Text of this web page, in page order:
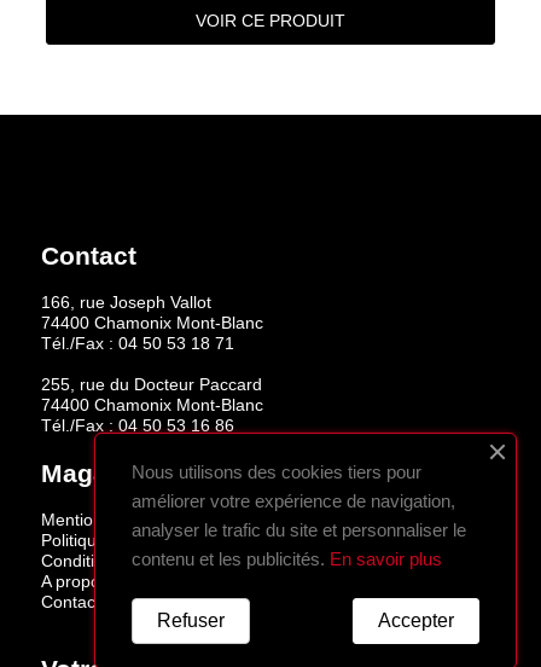
VOIR CE PRODUIT
Contact
166, rue Joseph Vallot
74400 Chamonix Mont-Blanc
Tél./Fax : 04 50 53 18 71
255, rue du Docteur Paccard
74400 Chamonix Mont-Blanc
Tél./Fax :04 50 53 16 86
Magasins
Mentions légales
Politique de confidentialité
Conditions de vente
A propos
Contactez-nous
Nous utilisons des cookies tiers pour
améliorer votre expérience de navigation,
analyser le trafic du site et personnaliser le
contenu et les publicités. En savoir plus
Accepter
Refuser